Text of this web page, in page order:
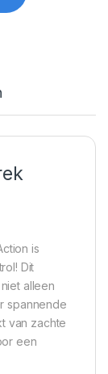
is
Dit
alleen
spannende
van zachte
een